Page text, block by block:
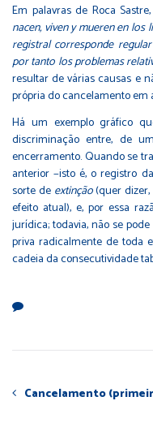
Em palavras de Roca
nacen, viven y mueren en
registral corresponde
por tanto los problemas
resultar de várias causas e
própria do cancelamento em
Há um exemplo gráfico
discriminação entre, de
encerramento. Quando se
anterior −isto é, o registro
sorte de extinção(quer dizer,
efeito atual), e, por essa
jurídica; todavia, não se
priva radicalmente de toda
cadeia da consecutividade
Cancelamento